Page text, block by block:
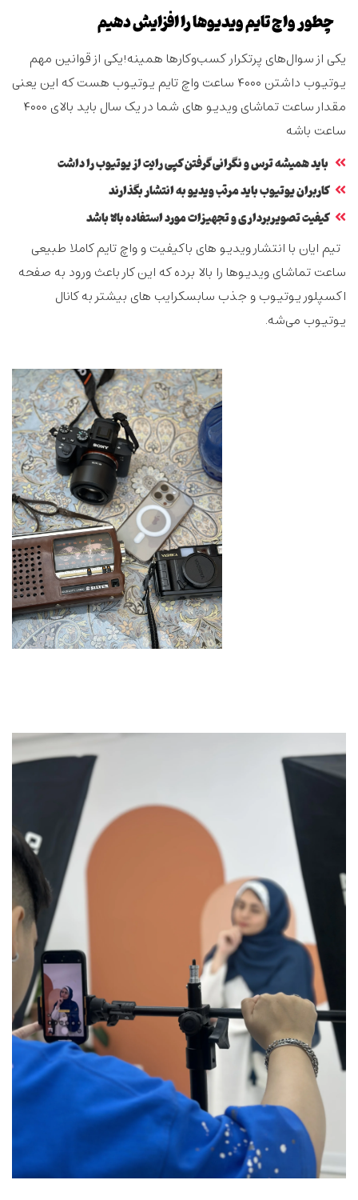
چطور واچ تایم ویدیوها را افزایش دهیم
یکی از سوال‌های پرتکرار کسب‌وکارها همینه!یکی از قوانین مهم
یوتیوب داشتن ۴۰۰۰ ساعت واچ تایم یوتیوب هست که این یعنی
مقدار ساعت تماشای ویدیو های شما در یک سال باید بالای ۴۰۰۰
ساعت باشه
باید همیشه ترس و نگرانی گرفتن کپی رایت از یوتیوب را داشت
کاربران یوتیوب باید مرتب ویدیو به انتشار بگذارند
کیفیت تصویربرداری و تجهیزات مورد استفاده بالا باشد
تیم ایان با انتشار ویدیو های باکیفیت و واچ تایم کاملا طبیعی
ساعت تماشای ویدیوها را بالا برده که این کار باعث ورود به صفحه
اکسپلور یوتیوب و جذب سابسکرایب های بیشتر به کانال
یوتیوب می‌شه.